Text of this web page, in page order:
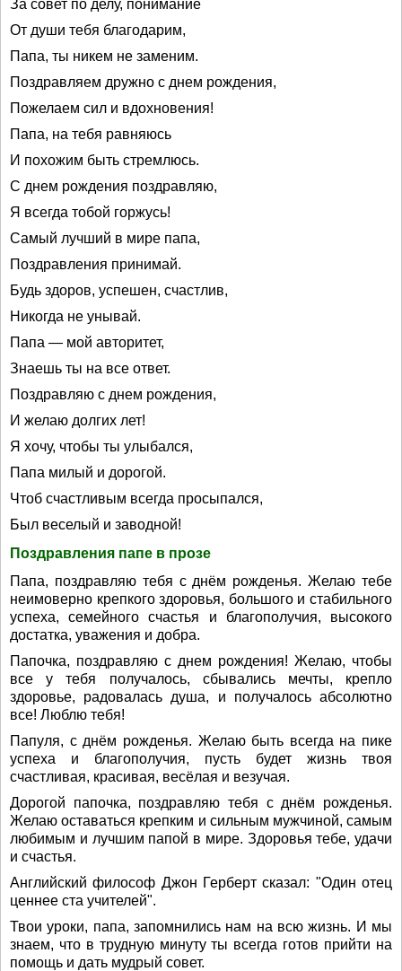
За совет по делу, понимание
От души тебя благодарим,
Папа, ты никем не заменим.
Поздравляем дружно с днем рождения,
Пожелаем сил и вдохновения!
Папа, на тебя равняюсь
И похожим быть стремлюсь.
С днем рождения поздравляю,
Я всегда тобой горжусь!
Самый лучший в мире папа,
Поздравления принимай.
Будь здоров, успешен, счастлив,
Никогда не унывай.
Папа — мой авторитет,
Знаешь ты на все ответ.
Поздравляю с днем рождения,
И желаю долгих лет!
Я хочу, чтобы ты улыбался,
Папа милый и дорогой.
Чтоб счастливым всегда просыпался,
Был веселый и заводной!
Поздравления папе в прозе
Папа, поздравляю тебя с днём рожденья. Желаю тебе
неимоверно крепкого здоровья, большого и стабильного
успеха, семейного счастья и благополучия, высокого
достатка, уважения и добра.
Папочка, поздравляю с днем рождения! Желаю, чтобы
все у тебя получалось, сбывались мечты, крепло
здоровье, радовалась душа, и получалось абсолютно
все! Люблю тебя!
Папуля, с днём рожденья. Желаю быть всегда на пике
успеха и благополучия, пусть будет жизнь твоя
счастливая, красивая, весёлая и везучая.
Дорогой папочка, поздравляю тебя с днём рожденья.
Желаю оставаться крепким и сильным мужчиной, самым
любимым и лучшим папой в мире. Здоровья тебе, удачи
и счастья.
Английский философ Джон Герберт сказал: "Один отец
ценнее ста учителей".
Твои уроки, папа, запомнились нам на всю жизнь. И мы
знаем, что в трудную минуту ты всегда готов прийти на
помощь и дать мудрый совет.